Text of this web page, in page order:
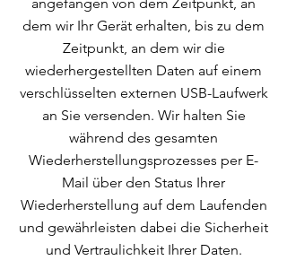
dem wir Ihr Gerät erhalten, bis zu dem
Zeitpunkt, an dem wir die
wiederhergestellten Daten auf einem
verschlüsselten externen USB-Laufwerk
an Sie versenden. Wir halten Sie
während des gesamten
Wiederherstellungsprozesses per E-
Mail über den Status Ihrer
Wiederherstellung auf dem Laufenden
und gewährleisten dabei die Sicherheit
und Vertraulichkeit Ihrer Daten.